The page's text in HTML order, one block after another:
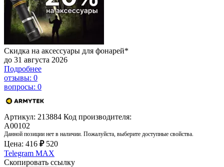
Скидка на аксессуары для фонарей*
до 31 августа 2026
Подробнее
отзывы: 0
вопросы: 0
Артикул: 213884 Код производителя:
A00102
Данной позиции нет в наличии. Пожалуйста, выберите доступные свойства.
Цена: 416 ₽ 520
Telegram MAX
Скопировать ссылку